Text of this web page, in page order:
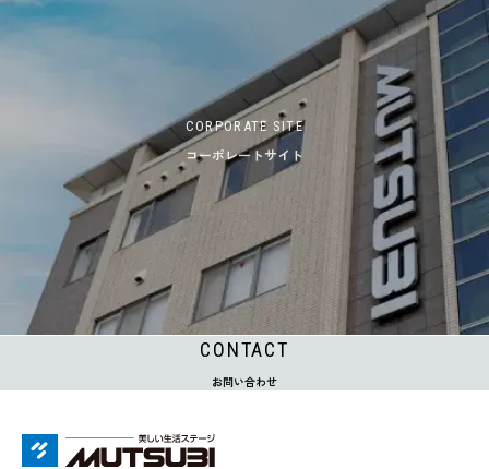
CORPORATE SITE
コーポレートサイト
CONTACT
お問い合わせ